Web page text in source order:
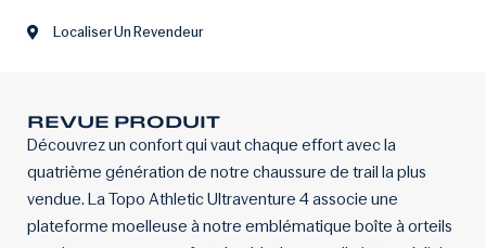
Localiser Un Revendeur
REVUE PRODUIT
Découvrez un confort qui vaut chaque effort avec la
quatrième génération de notre chaussure de trail la plus
vendue. La Topo Athletic Ultraventure 4 associe une
plateforme moelleuse à notre emblématique boîte à orteils